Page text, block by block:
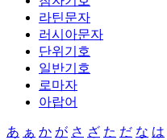
라틴문자
러시아문자
단위기호
일반기호
로마자
아랍어
あ ぁ か が さ ざ た だ な は